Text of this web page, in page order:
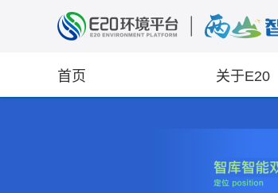
首页 关于E20